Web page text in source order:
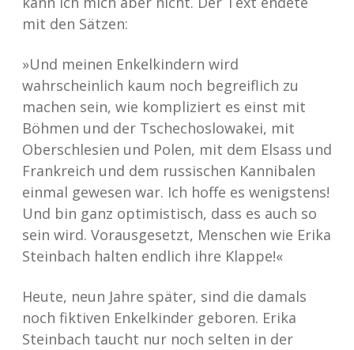
mit den Sätzen:
»Und meinen Enkelkindern wird
wahrscheinlich kaum noch begreiflich zu
machen sein, wie kompliziert es einst mit
Böhmen und der Tschechoslowakei, mit
Oberschlesien und Polen, mit dem Elsass und
Frankreich und dem russischen Kannibalen
einmal gewesen war. Ich hoffe es wenigstens!
Und bin ganz optimistisch, dass es auch so
sein wird. Vorausgesetzt, Menschen wie Erika
Steinbach halten endlich ihre Klappe!«
Heute, neun Jahre später, sind die damals
noch fiktiven Enkelkinder geboren. Erika
Steinbach taucht nur noch selten in der